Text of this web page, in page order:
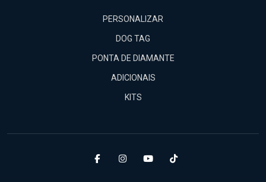
PERSONALIZAR
DOG TAG
PONTA DE DIAMANTE
ADICIONAIS
KITS